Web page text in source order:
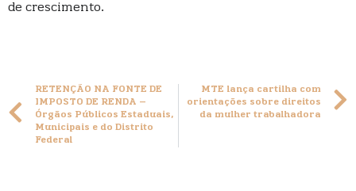
de crescimento.
RETENÇÃO NA FONTE DE
IMPOSTO DE RENDA –
Órgãos Públicos Estaduais,
Municipais e do Distrito
Federal
MTE lança cartilha com
orientações sobre direitos
da mulher trabalhadora